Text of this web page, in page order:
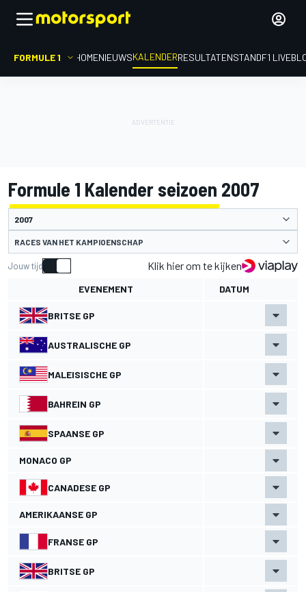
FORMULE 1 HOMENIEUWSKALENDERRESULTATENSTANDF1
Formule 1 Kalender seizoen 2007
RACES VAN HET KAMPIOENSCHAP
Jouw tijd Klik hier om te kijken
EVENEMENT DATUM
BRITSE GP
AUSTRALISCHE GP
MALEISISCHE GP
BAHREIN GP
SPAANSE GP
MONACO GP
CANADESE GP
AMERIKAANSE GP
FRANSE GP
BRITSE GP